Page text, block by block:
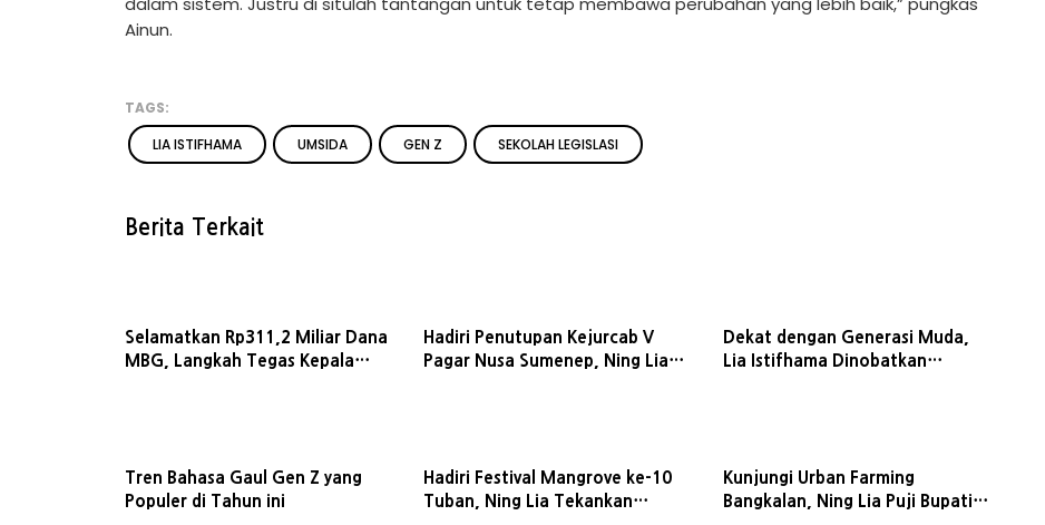
Ainun.
TAGS:
LIA ISTIFHAMA
UMSIDA GEN Z SEKOLAH LEGISLASI
Berita Terkait
Selamatkan Rp311,2 Miliar Dana
MBG, Langkah Tegas Kepala
Hadiri Penutupan Kejurcab V
Pagar Nusa Sumenep, Ning Lia
Dekat dengan Generasi Muda,
Lia Istifhama Dinobatkan
Tren Bahasa Gaul Gen Z yang
Populer di Tahun ini
Hadiri Festival Mangrove ke-10
Tuban, Ning Lia Tekankan
Kunjungi Urban Farming
Bangkalan, Ning Lia Puji Bupati